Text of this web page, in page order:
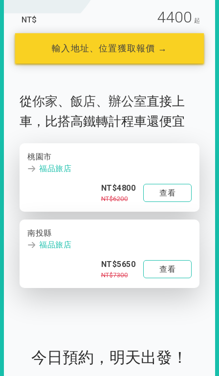
NT$ 4400 起
輸入地址、位置獲取報價 →
從你家、 飯店、 辦公室直接上
車， 比搭高鐵轉計程車還便宜
桃園市
福品旅店
NT$4800
NT$6200
查看
南投縣
福品旅店
NT$5650
NT$7300
查看
今日預約，明天出發！